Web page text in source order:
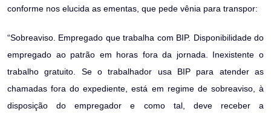
conforme nos elucida as ementas, que pede vênia para transpor:
“Sobreaviso. Empregado que trabalha com BIP. Disponibilidade do
empregado ao patrão em horas fora da jornada. Inexistente o
trabalho gratuito. Se o trabalhador usa BIP para atender as
chamadas fora do expediente, está em regime de sobreaviso, à
disposição do empregador e como tal, deve receber a